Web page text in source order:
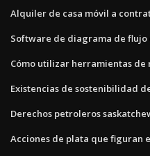
Alquiler de casa móvil a
Software de diagrama de
Cómo utilizar herramientas
Existencias de sostenibilidad
Derechos petroleros
Acciones de plata que figuran